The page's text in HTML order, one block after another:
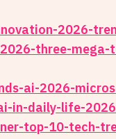
2026-
three-
ai-2026-
daily-life-
top-10-tech-